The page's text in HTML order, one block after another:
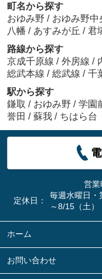
町名から探す
おゆみ野 / おゆみ野中
八幡 / あすみが丘 / 君
路線から探す
京成千原線 / 外房線 /
総武本線 / 総武線 / 千
駅から探す
鎌取 / おゆみ野 / 学園
誉田 / 蘇我 / ちはら台
営業
定休日：
毎週水曜日
～8/15（土）
ホーム
お問い合わせ